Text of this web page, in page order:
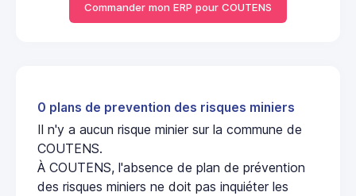
Commander mon ERP pour COUTENS
0 plans de prevention des risques miniers
Il n'y a aucun risque minier sur la commune de
COUTENS.
À COUTENS, l'absence de plan de prévention
des risques miniers ne doit pas inquiéter les